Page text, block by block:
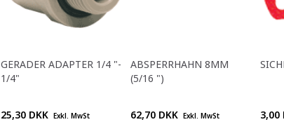
GERADER ADAPTER 1/4 "-
1/4"
25,30 DKK Exkl. MwSt
ABSPERRHAHN 8MM
(5/16 ")
62,70 DKK Exkl. MwSt 3,00